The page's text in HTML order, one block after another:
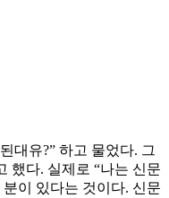
대유?” 하고 물었다. 그
했다. 실제로 “나는 신문
이 있다는 것이다. 신문